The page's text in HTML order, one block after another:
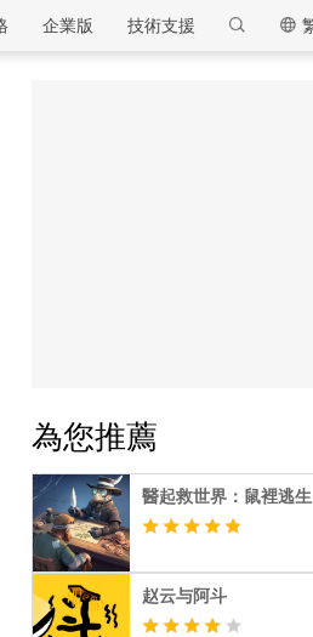
技術支援
企業版
為您推薦
醫起救世界：鼠裡逃生
赵云与阿斗